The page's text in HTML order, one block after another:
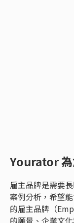
Yourator 為
雇主品牌是需要
案例分析，希望
的雇主品牌（
的願景、企業文